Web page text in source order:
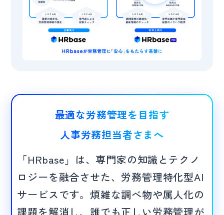
最適な労務管理を目指す
人事労務担当者さまへ
「HRbase」は、専門家の知識とテクノ
ロジーを融合させた、労務管理特化型AI
サービスです。煩雑な調べ物や属人化の
課題を解消し、誰でも正しい労務管理が